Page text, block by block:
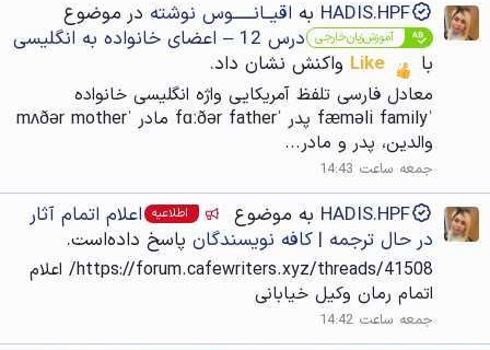
HADIS.HPF به اقیــانــــــوس نوشته در موضوع
آموزش‌زبان‌خارجی درس 12 – اعضای خانواده به انگلیسی
با
Like واکنش نشان داد.
معادل فارسی تلفظ آمریکایی واژه انگلیسی خانواده
ˈfæməli family پدر ˈfɑːðər father مادر ˈmʌðər mother
والدین، پدر و مادر...
جمعه ساعت 14:43
HADIS.HPF به موضوع اطلاعیه اعلام اتمام آثار
در حال ترجمه | کافه نویسندگان پاسخ داده‌است.
https://forum.cafewriters.xyz/threads/41508/ اعلام
اتمام رمان وکیل خیابانی
جمعه ساعت 14:42